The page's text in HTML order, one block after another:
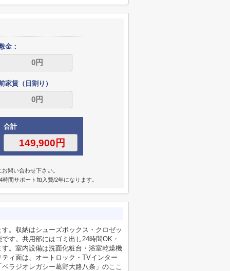
金：
家賃（日割り）
合計
問い合わせ下さい。
間サポート加入費/2年になります。
。収納はシューズボックス・クロゼッ
す。共用部にはゴミ出し24時間OK・
。室内設備は洗面化粧台・浴室乾燥機
ィ面は、オートロック・TVインター
ラジオレガシー葛野大路八条」のここ